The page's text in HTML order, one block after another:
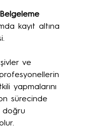
kayıt altına
ve
yapmalarını
sürecinde
doğru